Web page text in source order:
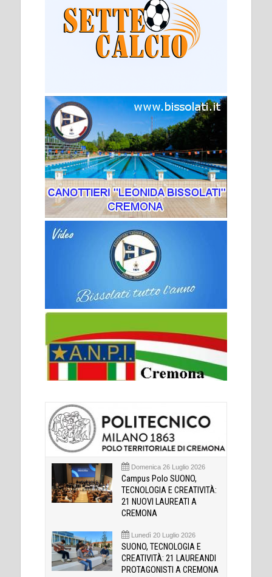
Domenica 26 Luglio 2026
Campus Polo SUONO,
TECNOLOGIA E CREATIVITÀ:
21 NUOVI LAUREATI A
CREMONA
Lunedì 20 Luglio 2026
SUONO, TECNOLOGIA E
CREATIVITÀ: 21 LAUREANDI
PROTAGONISTI A CREMONA